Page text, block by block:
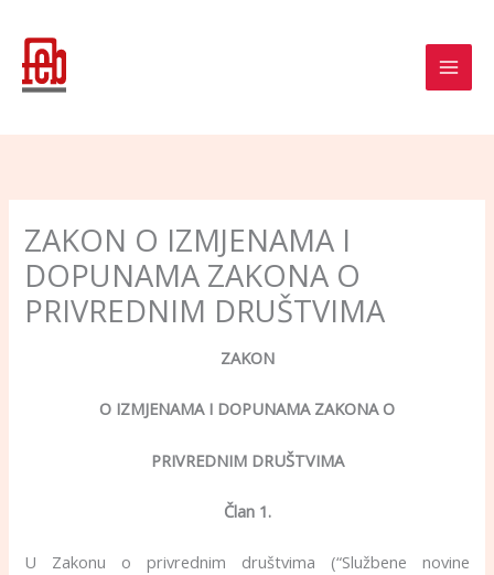
content
ZAKON O IZMJENAMA I
DOPUNAMA ZAKONA O
PRIVREDNIM DRUŠTVIMA
ZAKON
O IZMJENAMA I DOPUNAMA ZAKONA O
PRIVREDNIM DRUŠTVIMA
Član 1.
U Zakonu o privrednim društvima (“Službene novine